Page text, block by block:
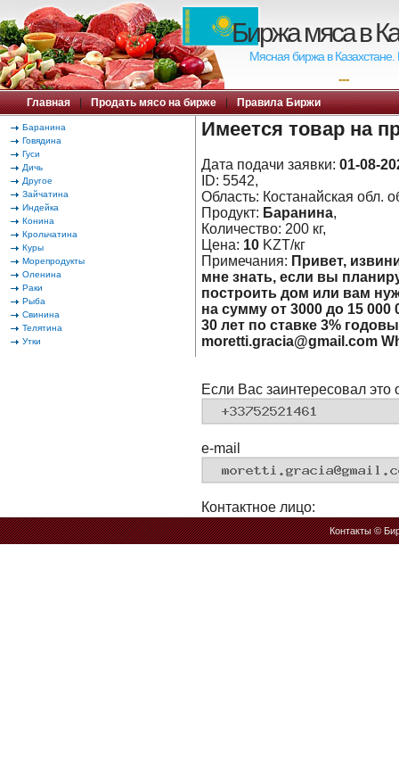
Биржа мяса в
Мясная биржа в
---
Главная | Продать мясо на бирже | Правила Биржи
Баранина
Говядина
Гуси
Дичь
Другое
Зайчатина
Индейка
Конина
Крольчатина
Куры
Морепродукты
Оленина
Раки
Рыба
Свинина
Телятина
Утки
Имеется товар на
Дата подачи заявки: 01-08-
ID: 5542,
Область: Костанайская обл.
Продукт: Баранина,
Количество: 200 кг,
Цена: 10 KZT/кг
Примечания: Привет,
мне знать, если вы
построить дом или вам
на сумму от 3000 до 15
30 лет по ставке 3%
moretti.gracia@gmail.com
Если Вас заинтересовал это
e-mail
Контактное лицо:
Контакты©